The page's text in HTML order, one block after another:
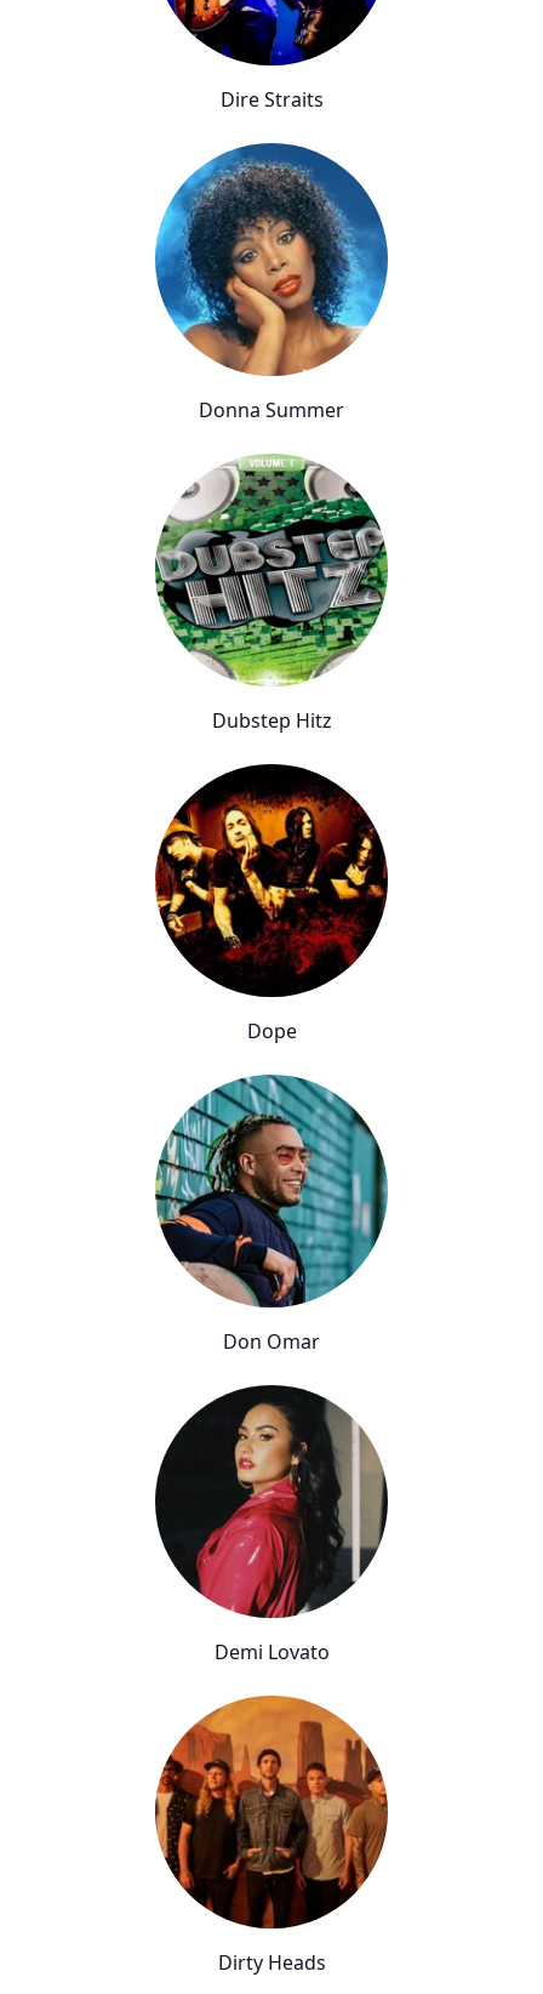
Dire Straits
Donna Summer
Dubstep Hitz
Dope
Don Omar
Demi Lovato
Dirty Heads